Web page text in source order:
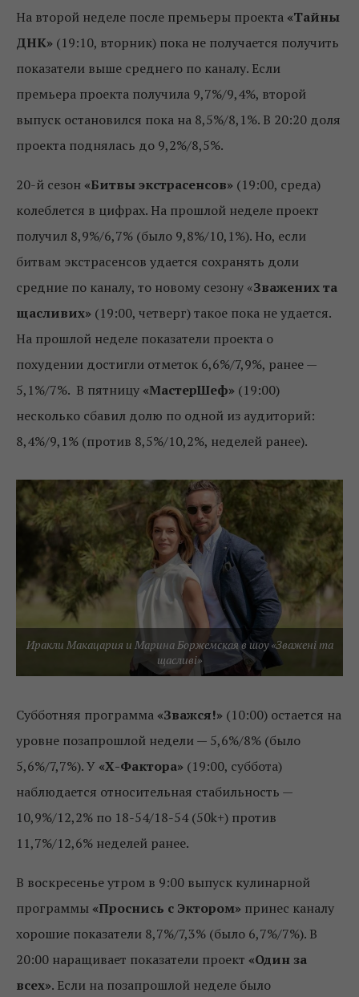
На второй неделе после премьеры проекта «Тайны
ДНК» (19:10, вторник) пока не получается получить
показатели выше среднего по каналу. Если
премьера проекта получила 9,7%/9,4%, второй
выпуск остановился пока на 8,5%/8,1%. В 20:20 доля
проекта поднялась до 9,2%/8,5%.
20-й сезон «Битвы экстрасенсов» (19:00, среда)
колеблется в цифрах. На прошлой неделе проект
получил 8,9%/6,7% (было 9,8%/10,1%). Но, если
битвам экстрасенсов удается сохранять доли
средние по каналу, то новому сезону «Зважених та
щасливих» (19:00, четверг) такое пока не удается.
На прошлой неделе показатели проекта о
похудении достигли отметок 6,6%/7,9%, ранее —
5,1%/7%. В пятницу «МастерШеф» (19:00)
несколько сбавил долю по одной из аудиторий:
8,4%/9,1% (против 8,5%/10,2%, неделей ранее).
Иракли Макацария и Марина Боржемская в шоу «Зважені та
щасливі»
Субботняя программа «Зважся!» (10:00) остается на
уровне позапрошлой недели — 5,6%/8% (было
5,6%/7,7%). У «Х-Фактора» (19:00, суббота)
наблюдается относительная стабильность —
10,9%/12,2% по 18-54/18-54 (50k+) против
11,7%/12,6% неделей ранее.
В воскресенье утром в 9:00 выпуск кулинарной
программы «Проснись с Эктором» принес каналу
хорошие показатели 8,7%/7,3% (было 6,7%/7%). В
20:00 наращивает показатели проект «Один за
всех». Если на позапрошлой неделе было